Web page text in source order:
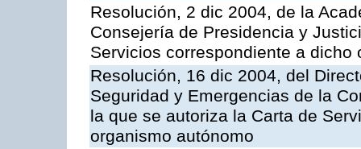
Resolución, 2 dic 2004, de la
Consejería de Presidencia y
Servicios correspondiente a dicho
Resolución, 16 dic 2004, del
Seguridad y Emergencias de la
la que se autoriza la Carta de
organismo autónomo